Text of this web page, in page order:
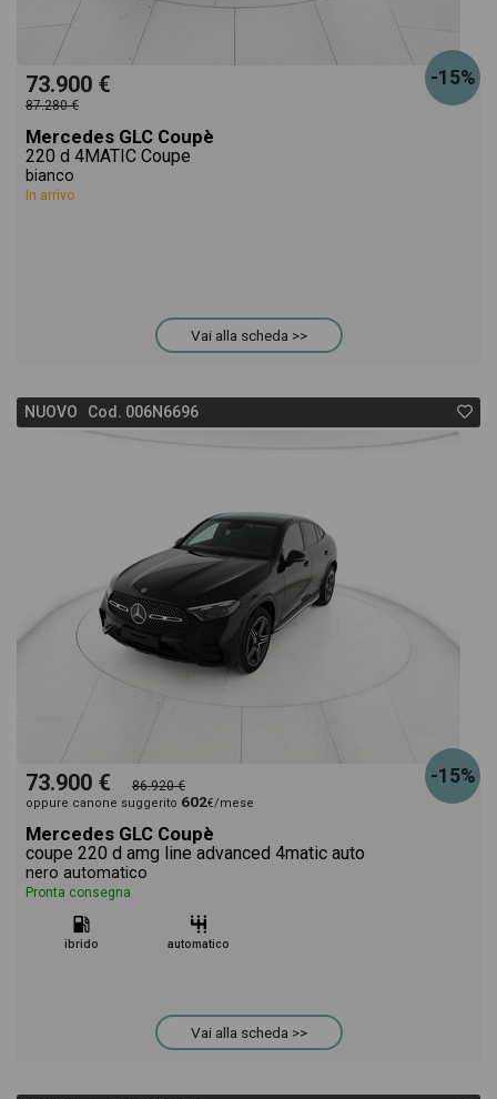
-15%
73.900 €
87.280 €
Mercedes GLC Coupè
220 d 4MATIC Coupe
bianco
In arrivo
Vai alla scheda >>
NUOVO Cod. 006N6696
-15%
73.900 € 86.920 €
oppure canone suggerito 602€/mese
Mercedes GLC Coupè
coupe 220 d amg line advanced 4matic auto
nero automatico
Pronta consegna
ibrido automatico
Vai alla scheda >>